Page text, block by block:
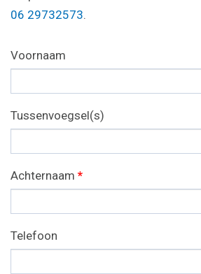
06 29732573.
Voornaam
Tussenvoegsel(s)
Achternaam *
Telefoon